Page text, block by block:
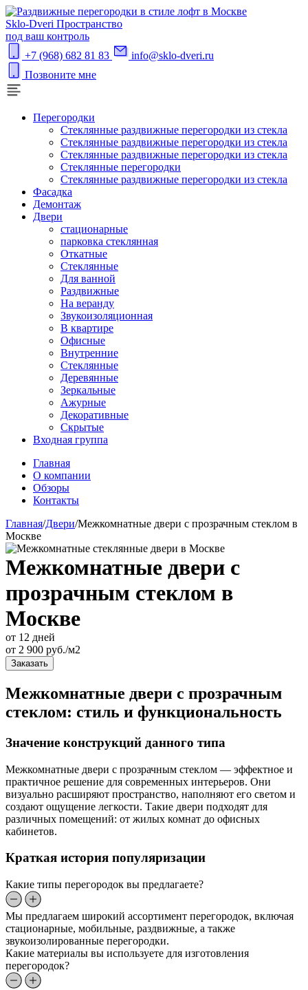
Sklo-Dveri Пространство
под ваш контроль
+7 (968) 682 81 83
info@sklo-dveri.ru
Позвоните мне
Перегородки
Стеклянные раздвижные перегородки из стекла
Стеклянные раздвижные перегородки из стекла
Стеклянные раздвижные перегородки из стекла
Стеклянные перегородки
Стеклянные раздвижные перегородки из стекла
Фасадка
Демонтаж
Двери
стационарные
парковка стеклянная
Откатные
Стеклянные
Для ванной
Раздвижные
На веранду
Звукоизоляционная
В квартире
Офисные
Внутренние
Стеклянные
Деревянные
Зеркальные
Ажурные
Декоративные
Скрытые
Входная группа
Главная
О компании
Обзоры
Контакты
Главная/Двери/Межкомнатные двери с прозрачным стеклом в
Москве
Межкомнатные двери с
прозрачным стеклом в
Москве
от 12 дней
от 2 900 руб./м2
Заказать
Межкомнатные двери с прозрачным
стеклом: стиль и функциональность
Значение конструкций данного типа
Межкомнатные двери с прозрачным стеклом — эффектное и
практичное решение для современных интерьеров. Они
визуально расширяют пространство, наполняют его светом и
создают ощущение легкости. Такие двери подходят для
различных помещений: от жилых комнат до офисных
кабинетов.
Краткая история популяризации
Какие типы перегородок вы предлагаете?
Мы предлагаем широкий ассортимент перегородок, включая
стационарные, мобильные, раздвижные, а также
звукоизолированные перегородки.
Какие материалы вы используете для изготовления
перегородок?